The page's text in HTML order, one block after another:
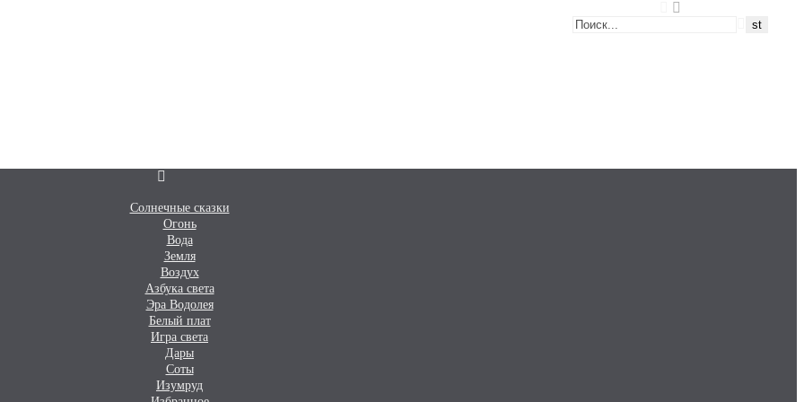
Солнечные сказки
Огонь
Вода
Земля
Воздух
Азбука света
Эра Водолея
Белый плат
Игра света
Дары
Соты
Изумруд